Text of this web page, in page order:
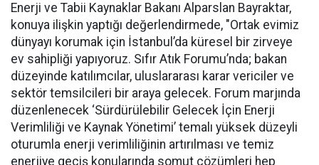
Enerji ve Tabii Kaynaklar Bakanı Alparslan Bayraktar,
konuya ilişkin yaptığı değerlendirmede, "Ortak evimiz
dünyayı korumak için İstanbul’da küresel bir zirveye
ev sahipliği yapıyoruz. Sıfır Atık Forumu’nda; bakan
düzeyinde katılımcılar, uluslararası karar vericiler ve
sektör temsilcileri bir araya gelecek. Forum marjında
düzenlenecek ‘Sürdürülebilir Gelecek İçin Enerji
Verimliliği ve Kaynak Yönetimi’ temalı yüksek düzeyli
oturumla enerji verimliliğinin artırılması ve temiz
enerjiye geçiş konularında somut çözümleri hep